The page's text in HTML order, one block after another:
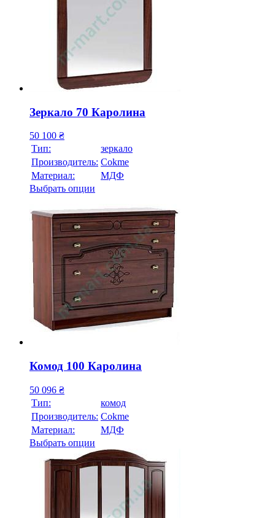
Зеркало 70 Каролина
50 100 ₴
Тип:
зеркало
Производитель: Cokme
Материал:
МДФ
Выбрать опции
Комод 100 Каролина
50 096 ₴
Тип:
комод
Производитель: Cokme
Материал:
МДФ
Выбрать опции